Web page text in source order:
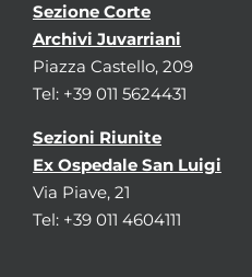
Sezione Corte
Archivi Juvarriani
Piazza Castello, 209
Tel: +39 011 5624431
Sezioni Riunite
Ex Ospedale San Luigi
Via Piave, 21
Tel: +39 011 4604111